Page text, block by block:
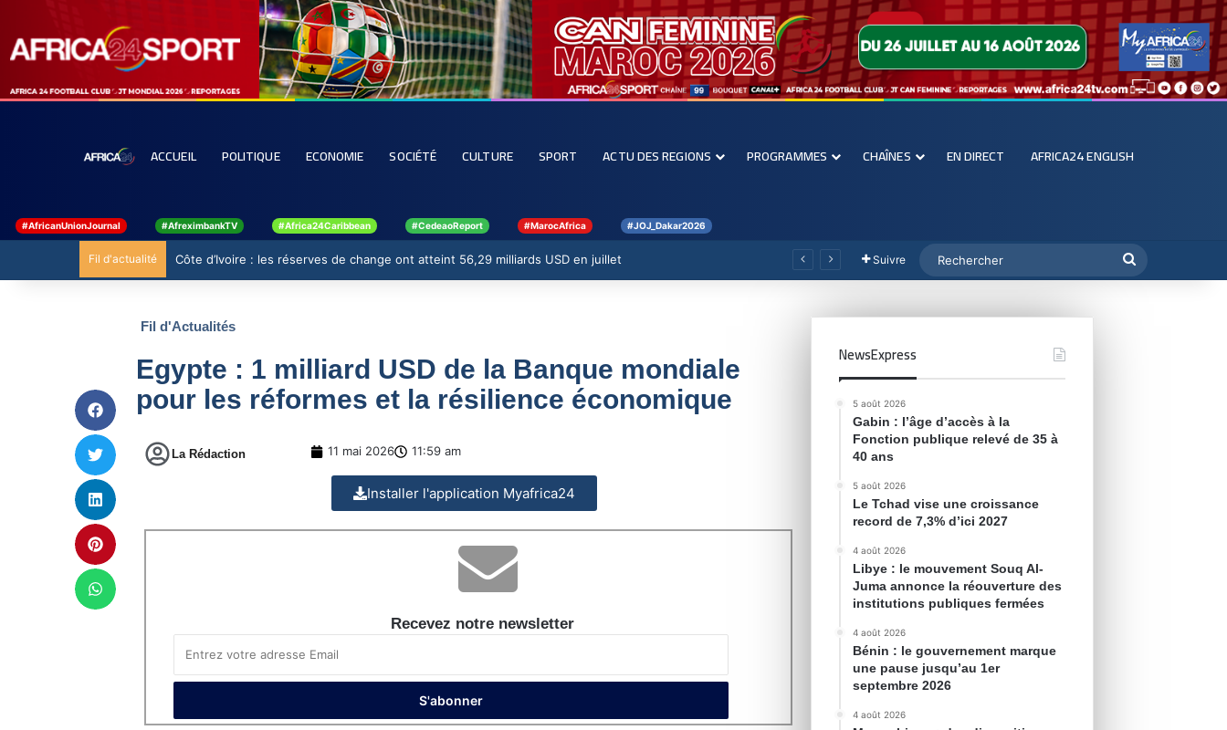
ACCUEIL POLITIQUE ECONOMIE SOCIÉTÉ CULTURE SPORT ACTU DES REGIONS PROGRAMMES CHAÎNES EN DIRECT AFRICA24 ENGLISH
#AfricanUnionJournal #AfreximbankTV #Africa24Caribbean #CedeaoReport #MarocAfrica #JOJ_Dakar2026
Fil d'actualité Côte d’Ivoire : les réserves de change ont atteint 56,29 milliards USD en juillet Suivre
Fil d'Actualités
Egypte : 1 milliard USD de la Banque mondiale
pour les réformes et la résilience économique
La Rédaction 11 mai 2026 11:59 am
Installer l'application Myafrica24
Recevez notre newsletter
NewsExpress
5 août 2026
Gabin : l’âge d’accès à la
Fonction publique relevé de 35 à
40 ans
5 août 2026
Le Tchad vise une croissance
record de 7,3% d’ici 2027
4 août 2026
Libye : le mouvement Souq Al-
Juma annonce la réouverture des
institutions publiques fermées
4 août 2026
Bénin : le gouvernement marque
une pause jusqu’au 1er
septembre 2026
4 août 2026